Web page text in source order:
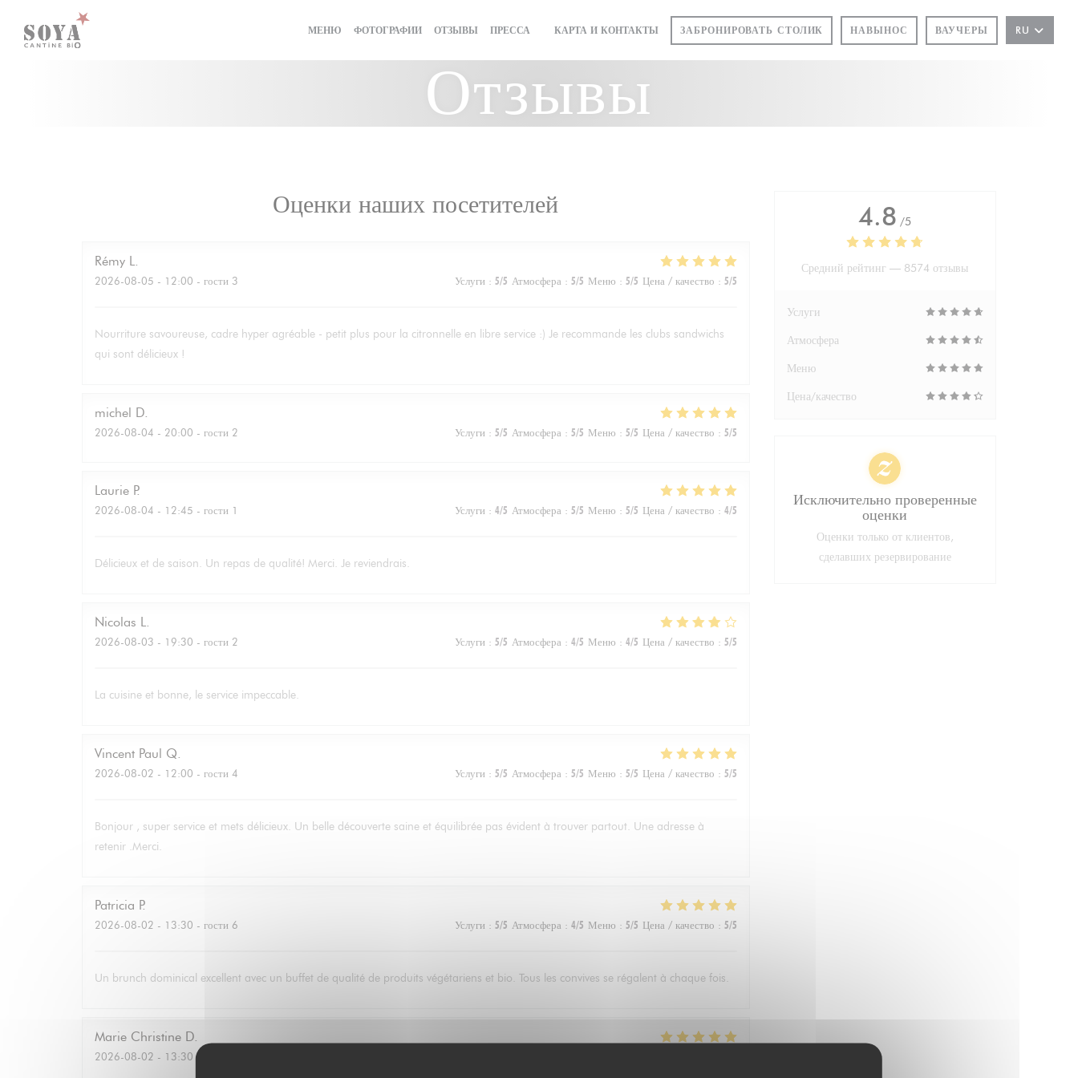
Панель управления cookies
МЕНЮ ФОТОГРАФИИ ОТЗЫВЫ ПРЕССА
((ОТКРЫВАЕТСЯ В НОВОМ ОКНЕ))
КАРТА И КОНТАКТЫ ЗАБРОНИРОВАТЬ СТОЛИК НАВЫНОС ВАУЧЕРЫ RU
Отзывы
Оценки наших посетителей
Rémy L
2026-08-05 - 12:00 - гости 3 Услуги : 5/5 Атмосфера : 5/5 Меню : 5/5 Цена / качество : 5/5
Nourriture savoureuse, cadre hyper agréable - petit plus pour la citronnelle en libre service :) Je recommande les clubs sandwichs
qui sont délicieux !
michel D
2026-08-04 - 20:00 - гости 2 Услуги : 5/5 Атмосфера : 5/5 Меню : 5/5 Цена / качество : 5/5
Laurie P
2026-08-04 - 12:45 - гости 1 Услуги : 4/5 Атмосфера : 5/5 Меню : 5/5 Цена / качество : 4/5
Délicieux et de saison. Un repas de qualité! Merci. Je reviendrais.
Nicolas L
2026-08-03 - 19:30 - гости 2 Услуги : 5/5 Атмосфера : 4/5 Меню : 4/5 Цена / качество : 5/5
La cuisine et bonne, le service impeccable.
Vincent Paul Q
2026-08-02 - 12:00 - гости 4 Услуги : 5/5 Атмосфера : 5/5 Меню : 5/5 Цена / качество : 5/5
Bonjour , super service et mets délicieux. Un belle découverte saine et équilibrée pas évident à trouver partout. Une adresse à
retenir .Merci.
Patricia P
2026-08-02 - 13:30 - гости 6 Услуги : 5/5 Атмосфера : 4/5 Меню : 5/5 Цена / качество : 5/5
Un brunch dominical excellent avec un buffet de qualité de produits végétariens et bio. Tous les convives se régalent à chaque fois.
Marie Christine D
2026-08-02 - 13:30 - гости 2
4.8 /5
Средний рейтинг — 8574 отзывы
Услуги
Атмосфера
Меню
Цена/качество
Исключительно проверенные
оценки
Оценки только от клиентов,
сделавших резервирование